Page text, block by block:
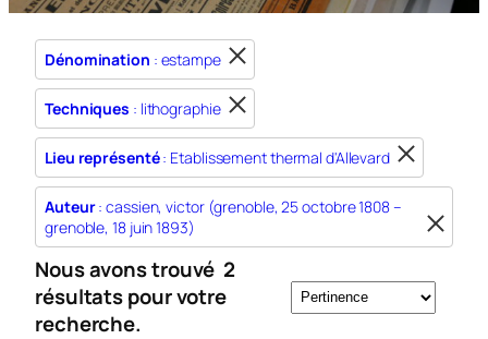
Dénomination : estampe
Techniques : lithographie
Lieu représenté: Etablissement thermal d'Allevard
Auteur: cassien, victor (grenoble, 25 octobre 1808 –
grenoble, 18 juin 1893)
Nous avons trouvé 2
résultats pour votre
recherche.